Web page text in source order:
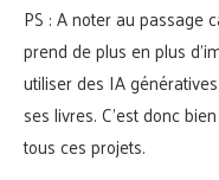
PS : A noter au passage
prend de plus en plus
utiliser des IA
ses livres. C’est donc
tous ces projets.